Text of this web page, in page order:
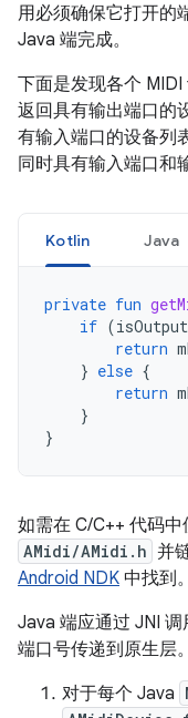
用必须确保它打开的
Java 端完成。
下面是发现各个
返回具有输出端口的
有输入端口的设备列
同时具有输入端口和
Kotlin Java
private fun
if (isOutput
return
} else {
return
}
}
如需在 C/C++ 代码
AMidi/AMidi.h 并
Android NDK 中找到。
Java 端应通过 JNI
端口号传递到原生层
对于每个 Java